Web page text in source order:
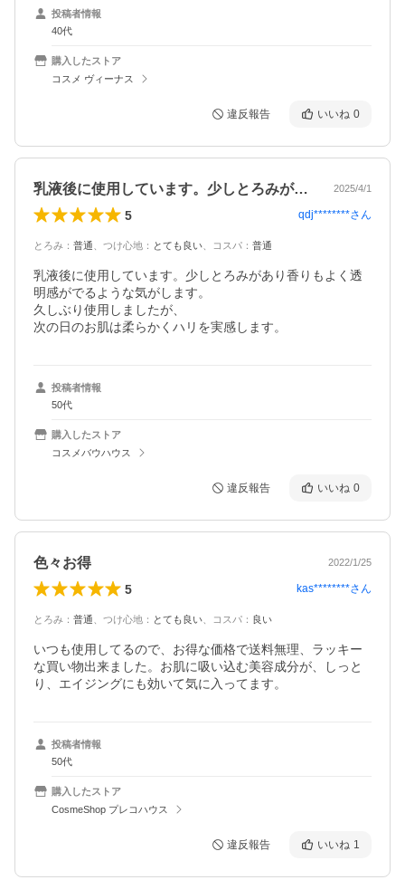
投稿者情報
40代
購入したストア
コスメ ヴィーナス
違反報告 いいね 0
乳液後に使用しています。少しとろみがあ… 2025/4/1
5 qdj********さん
とろみ ： 普通 つけ心地 ： とても良い コスパ ： 普通
乳液後に使用しています。少しとろみがあり香りもよく透
明感がでるような気がします。
久しぶり使用しましたが、
次の日のお肌は柔らかくハリを実感します。
投稿者情報
50代
購入したストア
コスメバウハウス
違反報告 いいね 0
色々お得 2022/1/25
5 kas********さん
とろみ ： 普通 つけ心地 ： とても良い コスパ ： 良い
いつも使用してるので、お得な価格で送料無理、ラッキー
な買い物出来ました。お肌に吸い込む美容成分が、しっと
り、エイジングにも効いて気に入ってます。
投稿者情報
50代
購入したストア
CosmeShop プレコハウス
違反報告 いいね 1